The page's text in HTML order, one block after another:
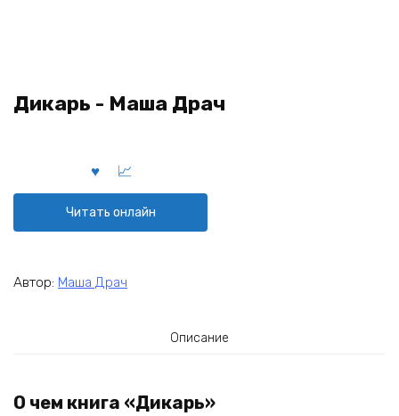
Дикарь - Маша Драч
Читать онлайн
Автор: Маша Драч
Описание
О чем книга «Дикарь»